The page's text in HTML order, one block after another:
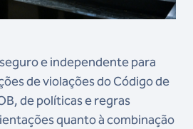
e independente para
de violações do Código de
de políticas e regras
quanto à combinação